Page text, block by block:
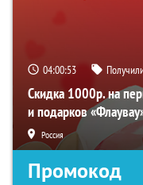
04:00:52
Скидка 1000р. на
и подарков
Россия
Промокод